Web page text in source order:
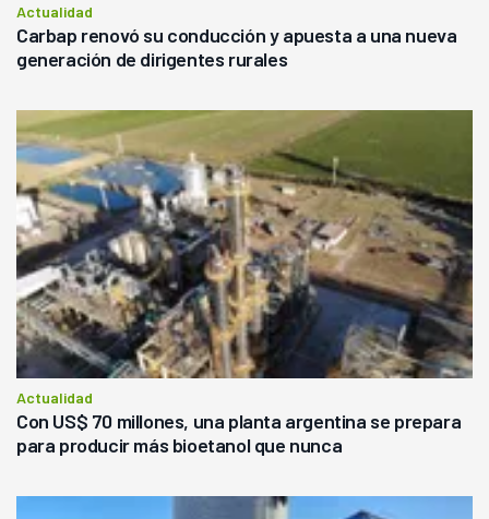
Actualidad
Carbap renovó su conducción y apuesta a una nueva
generación de dirigentes rurales
Actualidad
Con US$ 70 millones, una planta argentina se prepara
para producir más bioetanol que nunca